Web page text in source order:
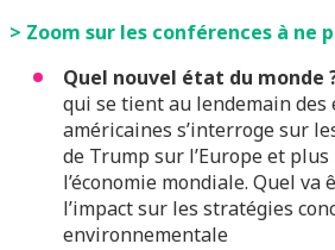
> Zoom sur les conférences à ne
Quel nouvel état du monde
qui se tient au lendemain des
américaines s’interroge sur
de Trump sur l’Europe et
l’économie mondiale. Quel
l’impact sur les stratégies
environnementale